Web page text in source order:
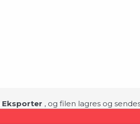
Eksporter , og filen lagres og